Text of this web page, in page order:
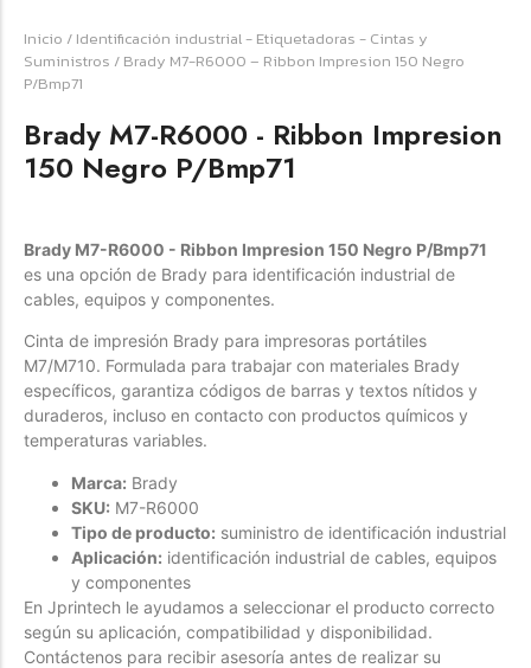
Especially favourable
Video
Inicio / Identificación industrial - Etiquetadoras - Cintas y
Suministros / Brady M7-R6000 – Ribbon Impresion 150 Negro
P/Bmp71
Brady M7-R6000 - Ribbon Impresion
150 Negro P/Bmp71
Brady M7-R6000 - Ribbon Impresion 150 Negro P/Bmp71
es una opción de Brady para identificación industrial de
cables, equipos y componentes.
Cinta de impresión Brady para impresoras portátiles
M7/M710. Formulada para trabajar con materiales Brady
específicos, garantiza códigos de barras y textos nítidos y
duraderos, incluso en contacto con productos químicos y
temperaturas variables.
Marca: Brady
SKU: M7-R6000
Tipo de producto: suministro de identificación industrial
Aplicación: identificación industrial de cables, equipos
y componentes
En Jprintech le ayudamos a seleccionar el producto correcto
según su aplicación, compatibilidad y disponibilidad.
Contáctenos para recibir asesoría antes de realizar su